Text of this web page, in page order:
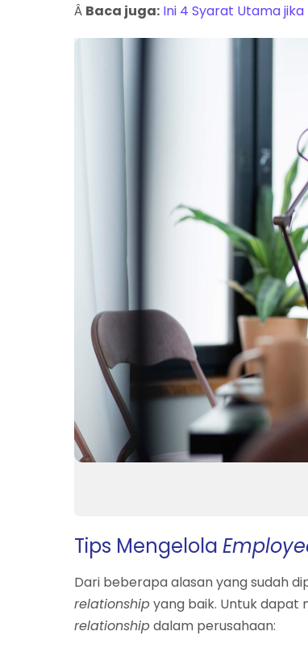
Â Baca juga: Ini 4 Syarat Utama
Tips Mengelola
Dari beberapa alasan yang sudah
relationshipyang baik. Untuk
relationshipdalam perusahaan: